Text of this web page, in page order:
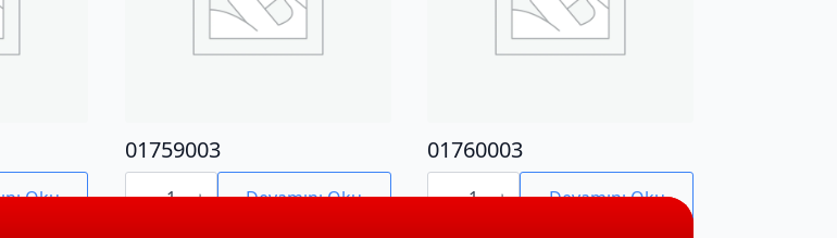
Oku
01759003
01759003
adet Devamını Oku
01760003
01760003
adet Devamını Oku